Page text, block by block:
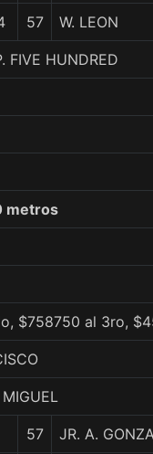
57 W. LEON
FIVE HUNDRED
metros
$758750 al 3ro,
57 JR. A.